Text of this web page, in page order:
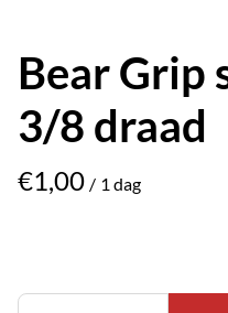
Bear Grip
3/8 draad
/